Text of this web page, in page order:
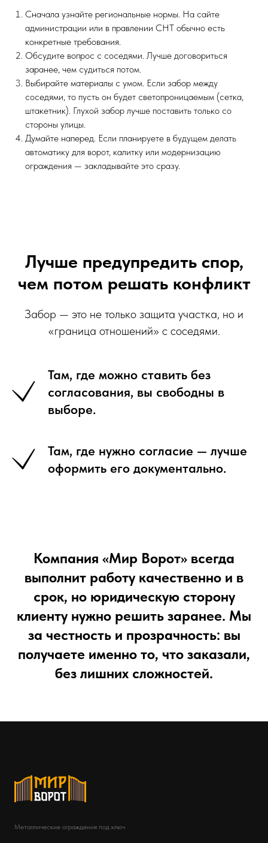
Сначала узнайте региональные нормы. На сайте
администрации или в правлении СНТ обычно есть
конкретные требования.
Обсудите вопрос с соседями. Лучше договориться
заранее, чем судиться потом.
Выбирайте материалы с умом. Если забор между
соседями, то пусть он будет светопроницаемым (сетка,
штакетник). Глухой забор лучше поставить только со
стороны улицы.
Думайте наперед. Если планируете в будущем делать
автоматику для ворот, калитку или модернизацию
ограждения — закладывайте это сразу.
Лучше предупредить спор,
чем потом решать конфликт
Забор — это не только защита участка, но и
«граница отношений» с соседями.
Там, где можно ставить без
согласования, вы свободны в
выборе.
Там, где нужно согласие — лучше
оформить его документально.
Компания «Мир Ворот» всегда
выполнит работу качественно и в
срок, но юридическую сторону
клиенту нужно решить заранее. Мы
за честность и прозрачность: вы
получаете именно то, что заказали,
без лишних сложностей.
Металлические ограждения под ключ